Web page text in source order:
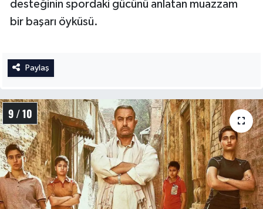
desteğinin spordaki gücünü anlatan muazzam
bir başarı öyküsü.
Paylaş
9 / 10